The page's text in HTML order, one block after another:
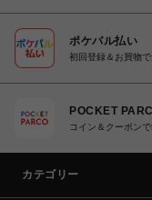
ポケパル払い
初回登録＆お買物
POCKET
コイン＆クーポン
カテゴリー